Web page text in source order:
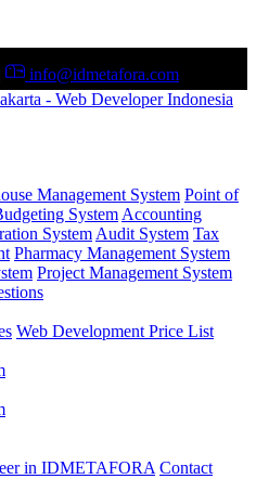
info@idmetafora.com
Management System Point of
System Accounting
System Audit System Tax
Pharmacy Management System
Project Management System
Web Development Price List
in IDMETAFORA Contact